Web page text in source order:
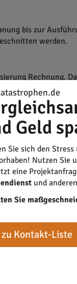
bis zur
werden.
Rechnung.
-
und
Geld
Sie sich den
Nutzen Sie
eine
und
Sie
zu Kontakt-Liste